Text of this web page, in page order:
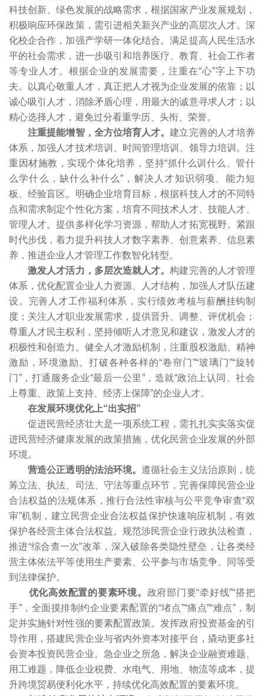
科技创新、绿色发展的战略需求，根据国家产业发展规划，
积极响应环保政策，需引进相关新兴产业的高层次人才。深
化校企合作，加强产学研一体化结合。满足提高人民生活水
平的社会需求，进一步吸引和培养医疗、教育、社会工作者
等专业人才。根据企业的发展需要，注重在“心”字上下功
夫。以真心敬重人才，真正把人才视为企业发展的依靠；以
诚心吸引人才，消除矛盾心理，用最大的诚意寻求人才；以
精心选择人才，避免过分看重学历、头衔、荣誉。
注重提能增智，全方位培育人才。建立完善的人才培养
体系，加强人才技术培训、时间管理培训、领导力培训。注
重因材施教，实现个体化培养，坚持“抓什么训什么、管什
么学什么，缺什么补什么”，解决人才知识弱项、能力短
板、经验盲区。明确企业培育目标，根据科技人才的不同特
点和需求制定个性化方案，培育不同技术人才、技能人才、
管理人才。提供多样化学习资源，帮助人才拓宽视野。紧跟
时代步伐，着力提升科技人才数字素养、创意素养、信息素
养，推进企业人才管理工作数智化转型。
激发人才活力，多层次造就人才。构建完善的人才管理
体系，优化配置企业人力资源、人才结构，加强人才队伍建
设。完善人才工作福利体系，实行绩效考核与薪酬挂钩制
度；关注人才职业发展需求，提供晋升、调整、评优机会；
尊重人才民主权利，坚持倾听人才意见和建议，激发人才的
积极性和创造力。健全人才激励机制，注重股权激励、精神
激励，环境激励。打破各种各样的“卷帘门”“玻璃门”“旋转
门”，打通服务企业“最后一公里”，造就“政治上认同、社会
上尊重、政策上支持、经济上保障”的企业人才。
在发展环境优化上“出实招”
促进民营经济壮大是一项系统工程，需扎扎实实落实促
进民营经济健康发展的政策措施，优化民营企业发展的外部
环境。
营造公正透明的法治环境。遵循社会主义法治原则，统
筹立法、执法、司法、守法等重点环节，完善保障民营企业
合法权益的法规体系，推行合法性审核与公平竞争审查“双
审”机制，建立民营企业合法权益保护快速响应机制，有效
保护各经营主体合法权益。规范涉民营企业行政执法检查，
推进“综合查一次”改革，深入破除各类隐性壁垒，让各类经
营主体依法平等使用生产要素、公平参与市场竞争、同等受
到法律保护。
优化高效配置的要素环境。 政府部门要“牵好线”“搭把
手”，全面摸排制约企业要素配置的“堵点”“痛点”“难点”，制
定并实施针对性强的要素配置政策。发挥政府投资基金的引
导作用，搭建民营企业与省内外资本对接平台，撬动更多社
会资本投资民营企业。急企业之所急，解决企业融资难题、
用工难题，降低企业税费、水电气、用地、物流等成本，提
升跨境贸易便利化水平，持续优化高效配置的要素环境。